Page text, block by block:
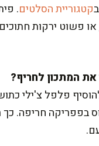
קטגוריית הסלטים.
פשוט ירקות
פלפל צ'ילי
בפפריקה חריפה. כך